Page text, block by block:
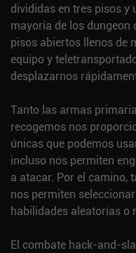
divididas en tres pisos y
mayoría de los dungeon
pisos abiertos llenos de
equipo y
desplazarnos
Tanto las armas
recogemos nos
únicas que podemos
incluso nos permiten
a atacar. Por el camino,
nos permiten
habilidades aleatorias o
El combate hack-and-